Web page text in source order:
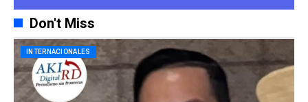
Don't Miss
INTERNACIONALES